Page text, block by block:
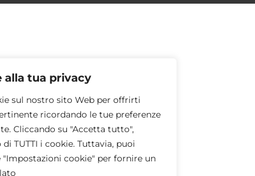
alla tua privacy
sul nostro sito Web per offrirti
ricordando le tue preferenze
Cliccando su "Accetta tutto",
TUTTI i cookie. Tuttavia, puoi
cookie" per fornire un